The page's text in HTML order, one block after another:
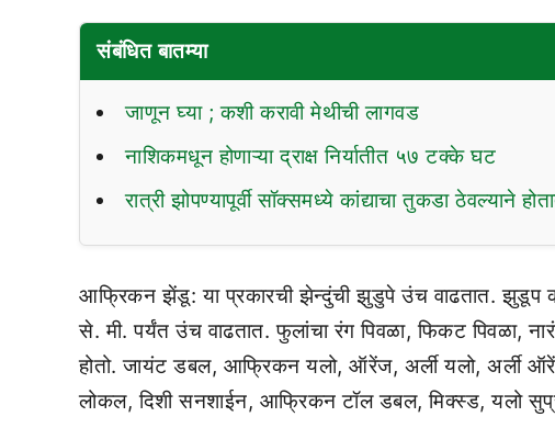
संबंधित बातम्या
जाणून घ्या ; कशी करावी मेथीची लागवड
नाशिकमधून होणाऱ्या द्राक्ष निर्यातीत ५७ टक्के घट
रात्री झोपण्यापूर्वी सॉक्समध्ये कांद्याचा तुकडा ठेवल्याने
आफ्रिकन झेंडू: या प्रकारची झेन्दुंची झुडुपे उंच वाढतात. झुडूप
से. मी. पर्यंत उंच वाढतात. फुलांचा रंग पिवळा, फिकट पिवळा,
होतो. जायंट डबल, आफ्रिकन यलो, ऑरेंज, अर्ली यलो, अर्ली
लोकल, दिशी सनशाईन, आफ्रिकन टॉल डबल, मिक्स्ड, यलो